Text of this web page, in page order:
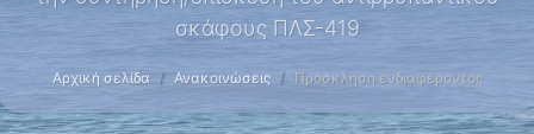
σκάφους ΠΛΣ-419
Αρχική σελίδα Ανακοινώσεις Πρόσκληση ενδιαφέροντος